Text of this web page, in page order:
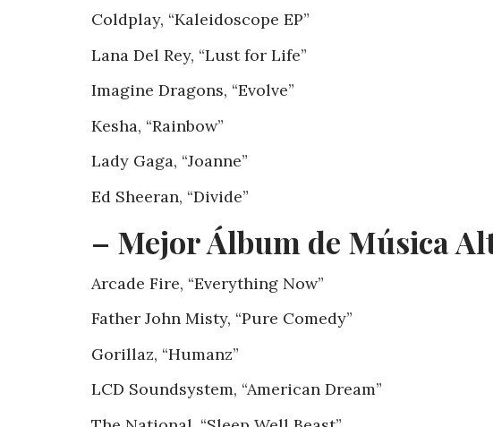
Coldplay, “Kaleidoscope EP”
Lana Del Rey, “Lust for Life”
Imagine Dragons, “Evolve”
Kesha, “Rainbow”
Lady Gaga, “Joanne”
Ed Sheeran, “Divide”
– Mejor Álbum de Música
Arcade Fire, “Everything Now”
Father John Misty, “Pure Comedy”
Gorillaz, “Humanz”
LCD Soundsystem, “American Dream”